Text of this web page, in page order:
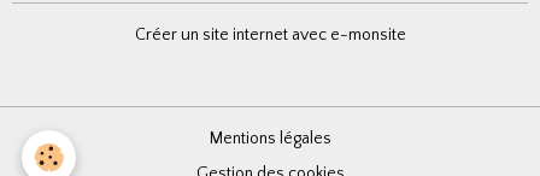
Créer un site internet avec e-monsite
Mentions légales